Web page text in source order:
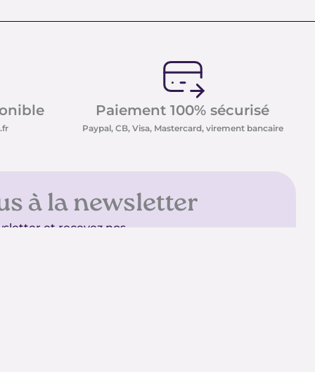
Paiement 100% sécurisé
Paypal, CB, Visa, Mastercard, virement bancaire
à la newsletter
et recevez nos